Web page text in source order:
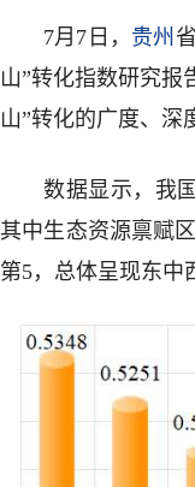
7月7日， 贵州
山”转化指数研究报
山”转化的广度、深
数据显示，我
其中生态资源禀赋
第5，总体呈现东中